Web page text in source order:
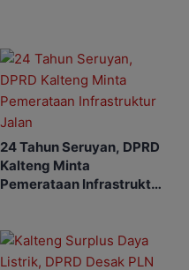
24 Tahun Seruyan, DPRD
Kalteng Minta
Pemerataan Infrastruktur